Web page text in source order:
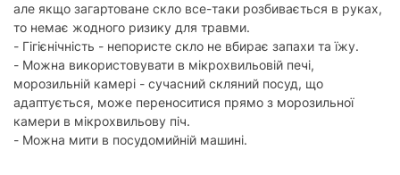
але якщо загартоване скло все-таки розбивається в руках,
то немає жодного ризику для травми.
- Гігієнічність - непористе скло не вбирає запахи та їжу.
- Можна використовувати в мікрохвильовій печі,
морозильній камері - сучасний скляний посуд, що
адаптується, може переноситися прямо з морозильної
камери в мікрохвильову піч.
- Можна мити в посудомийній машині.